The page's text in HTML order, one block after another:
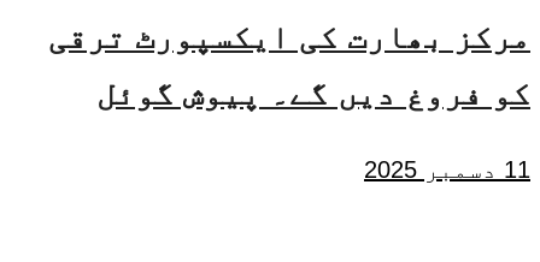
مرکز بھارت کی ایکسپورٹ ترقی
کو فروغ دیں گے۔ پیوش گوئل
11 دسمبر 2025